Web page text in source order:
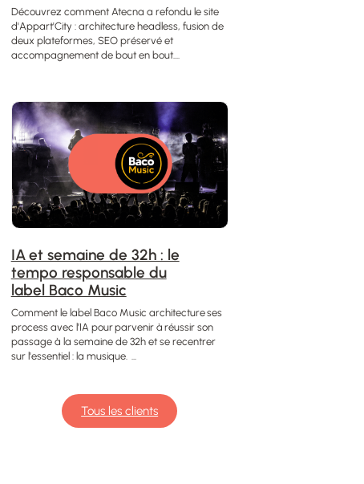
Découvrez comment Atecna a refondu le site
d'Appart'City : architecture headless, fusion de
deux plateformes, SEO préservé et
accompagnement de bout en bout....
IA et semaine de 32h : le
tempo responsable du
label Baco Music
Comment le label Baco Music architecture ses
process avec l’IA pour parvenir à réussir son
passage à la semaine de 32h et se recentrer
sur l'essentiel : la musique. ...
Tous les clients